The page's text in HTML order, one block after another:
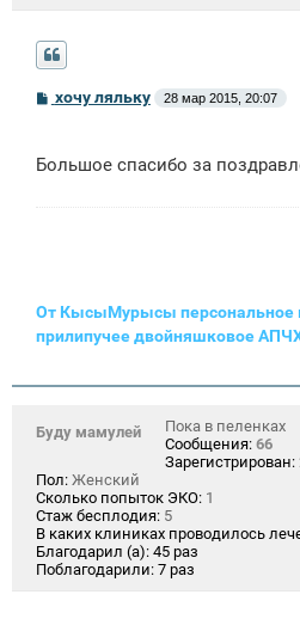
С
щ
хочу ляльку 28 мар 2015, 20:07
Большое спасибо за
От КысыМурысы персональное
прилипучее двойняшковое
Буду мамулей
Пока в пеленках
Сообщения: 66
Зарегистрирован:
Пол: Женский
Сколько попыток ЭКО: 1
Стаж бесплодия: 5
В каких клиниках проводилось
Благодарил (а): 45 раз
Поблагодарили: 7 раз